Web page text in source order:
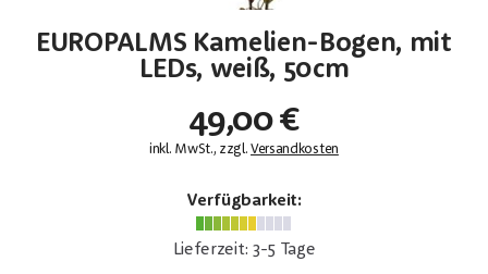
EUROPALMS Kamelien-Bogen, mit
LEDs, weiß, 50cm
49,00 €
inkl. MwSt., zzgl.Versandkosten
Verfügbarkeit:
Lieferzeit: 3-5 Tage